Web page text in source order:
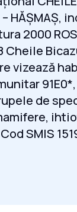
– HĂȘMAȘ,
2000
Cheile
vizează
de
SMIS